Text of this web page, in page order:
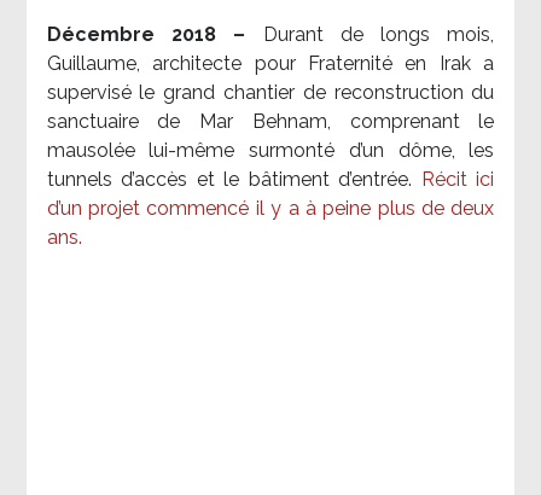
Décembre 2018 –
Durant de longs mois,
Guillaume, architecte pour Fraternité en Irak a
supervisé le grand chantier de reconstruction du
sanctuaire de Mar Behnam, comprenant le
mausolée lui-même surmonté d’un dôme, les
tunnels d’accès et le bâtiment d’entrée.
Récit ici
d’un projet commencé il y a à peine plus de deux
ans.